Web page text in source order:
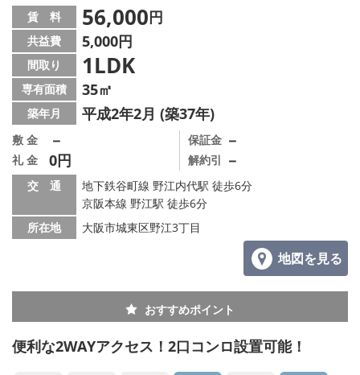
メールでお問い合わせ
賃 料 56,000円
共益費 5,000円
間取り 1LDK
専有面積 35㎡
築年月 平成2年2月 (築37年)
敷 金 －
礼 金 0円
保証金 －
解約引 －
交 通
地下鉄谷町線 野江内代駅 徒歩6分
京阪本線 野江駅 徒歩6分
所在地
大阪市城東区野江3丁目
地図を見る
おすすめポイント
便利な2WAYアクセス！2口コンロ設置可能！